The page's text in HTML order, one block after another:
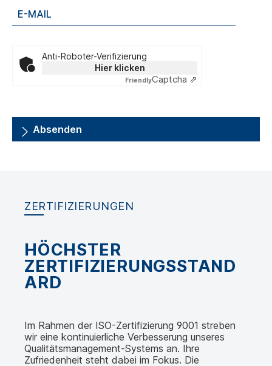
Anti-Roboter-Verifizierung
Hier klicken
FriendlyCaptcha ⇗
Absenden
ZERTIFIZIERUNGEN
HÖCHSTER
ZERTIFIZIERUNGSSTAND
ARD
Im Rahmen der ISO-Zertifizierung 9001 streben
wir eine kontinuierliche Verbesserung unseres
Qualitätsmanagement-Systems an. Ihre
Zufriedenheit steht dabei im Fokus. Die